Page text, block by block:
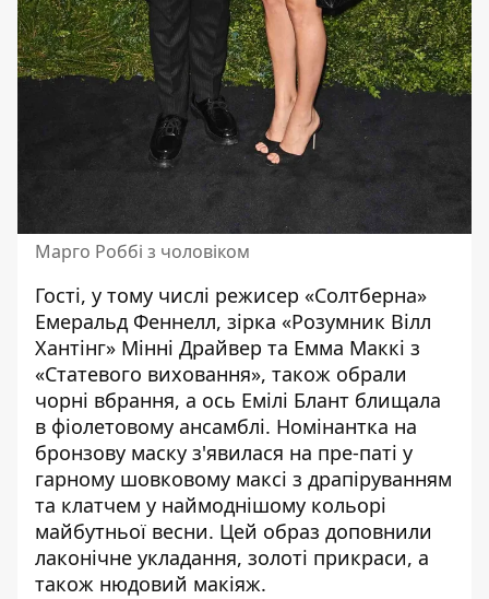
Марго Роббі з чоловіком
Гості, у тому числі режисер «Солтберна»
Емеральд Феннелл, зірка «Розумник Вілл
Хантінг» Мінні Драйвер та Емма Маккі з
«Статевого виховання», також обрали
чорні вбрання, а ось Емілі Блант блищала
в фіолетовому ансамблі. Номінантка на
бронзову маску з'явилася на пре-паті у
гарному шовковому максі з драпіруванням
та клатчем у наймоднішому кольорі
майбутньої весни. Цей образ доповнили
лаконічне укладання, золоті прикраси, а
також нюдовий макіяж.